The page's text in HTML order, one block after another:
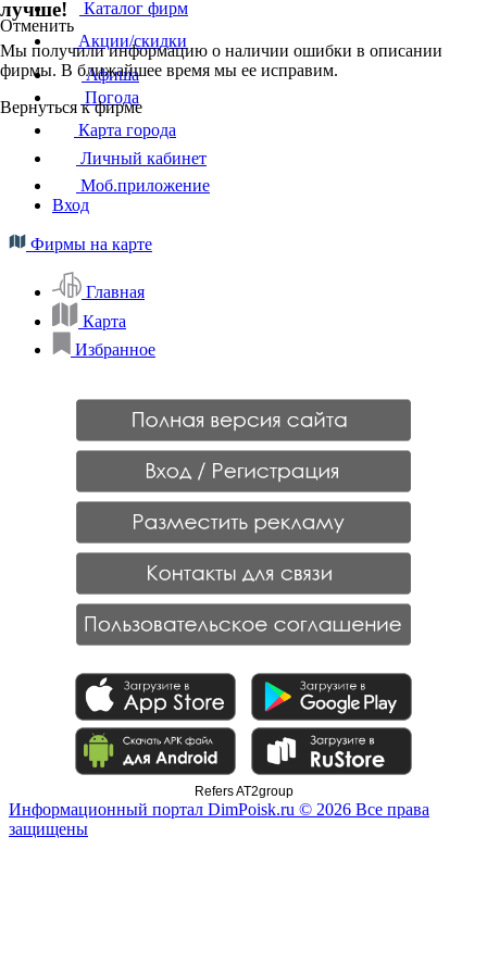
Отменить
лучше!
Мы получили информацию о наличии ошибки в описании
фирмы. В ближайшее время мы ее исправим.
Вернуться к фирме
Каталог фирм
Акции/скидки
Афиша
Погода
Карта города
Личный кабинет
Моб.приложение
Вход
Фирмы на карте
Главная
Карта
Избранное
Refers AT2group
Информационный портал DimPoisk.ru © 2026 Все права
защищены